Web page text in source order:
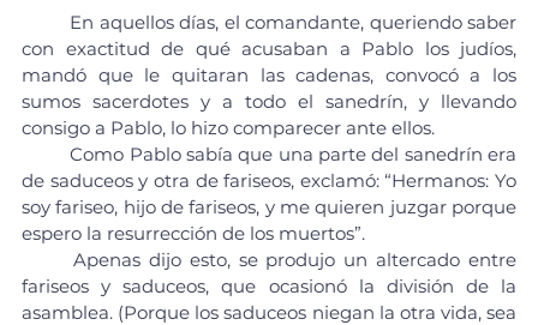
con exactitud de qué acusaban a Pablo los judíos,
mandó que le quitaran las cadenas, convocó a los
sumos sacerdotes y a todo el sanedrín, y llevando
consigo a Pablo, lo hizo comparecer ante ellos.
	Como Pablo sabía que una parte del sanedrín era
de saduceos y otra de fariseos, exclamó: “Hermanos: Yo
soy fariseo, hijo de fariseos, y me quieren juzgar porque
espero la resurrección de los muertos”.
fariseos y saduceos, que ocasionó la división de la
asamblea. (Porque los saduceos niegan la otra vida, sea